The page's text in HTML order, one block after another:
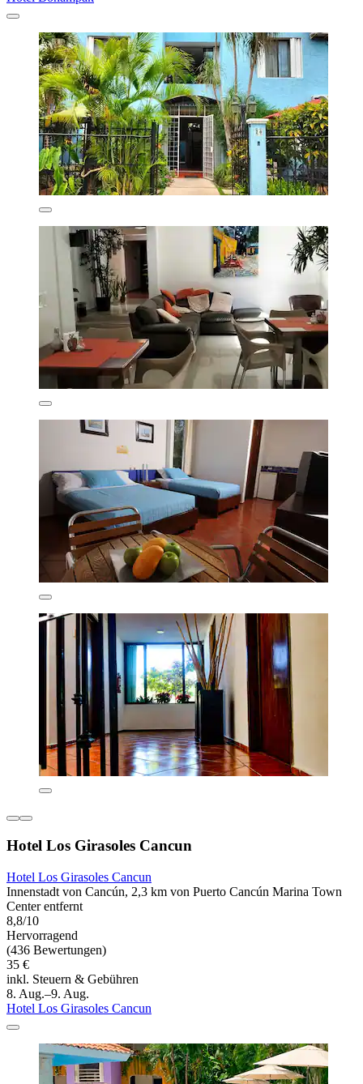
Hotel Los Girasoles Cancun
Hotel Los Girasoles Cancun
Innenstadt von Cancún, 2,3 km von Puerto Cancún Marina Town
Center entfernt
8,8/10
Hervorragend
(436 Bewertungen)
35 €
inkl. Steuern & Gebühren
8. Aug.–9. Aug.
Hotel Los Girasoles Cancun